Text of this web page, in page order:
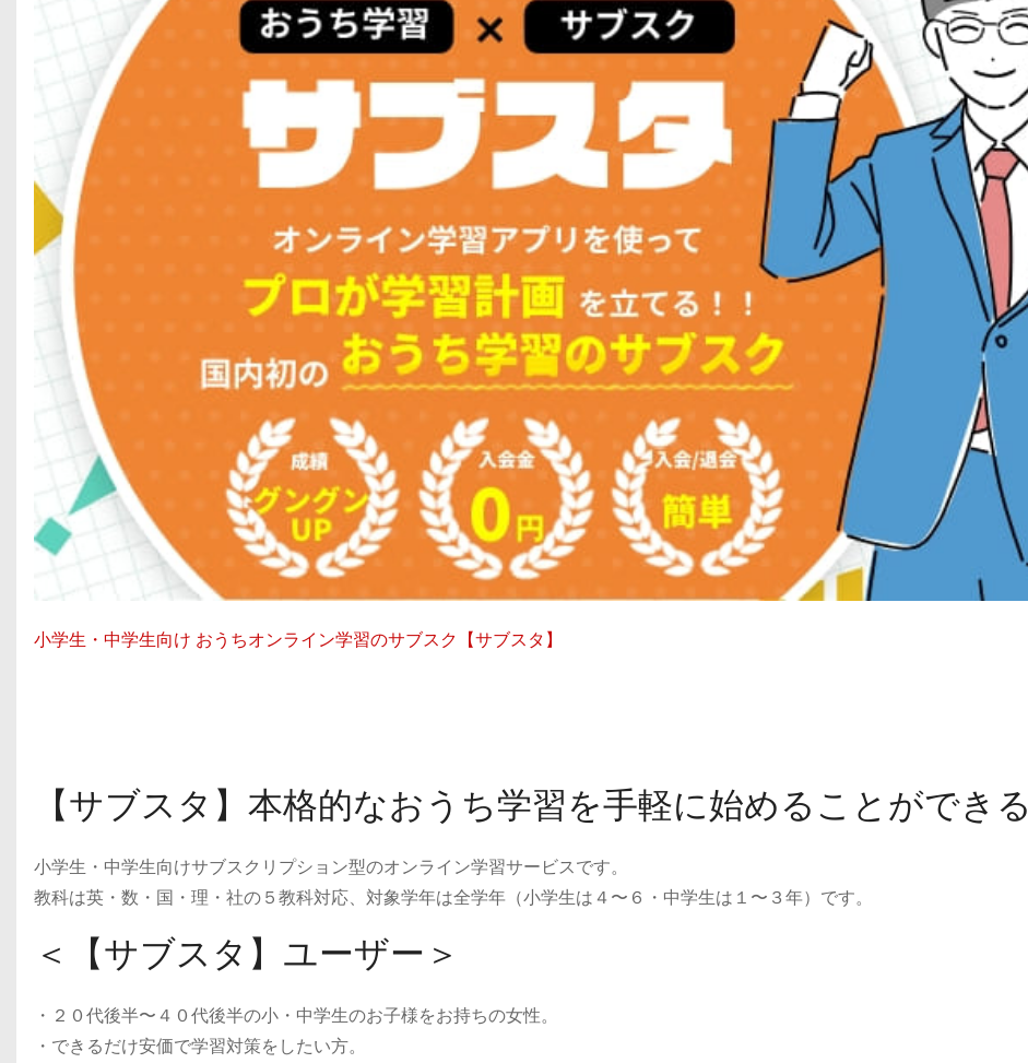
小学生・中学生向け おうちオンライン学習のサブスク【サブスタ】
【サブスタ】本格的なおうち学習を手軽に始めることができる
小学生・中学生向けサブスクリプション型のオンライン学習サービスです。
教科は英・数・国・理・社の５教科対応、対象学年は全学年（小学生は４〜６・中学生は１〜３年）です。
＜【サブスタ】ユーザー＞
・２０代後半〜４０代後半の小・中学生のお子様をお持ちの女性。
・できるだけ安価で学習対策をしたい方。